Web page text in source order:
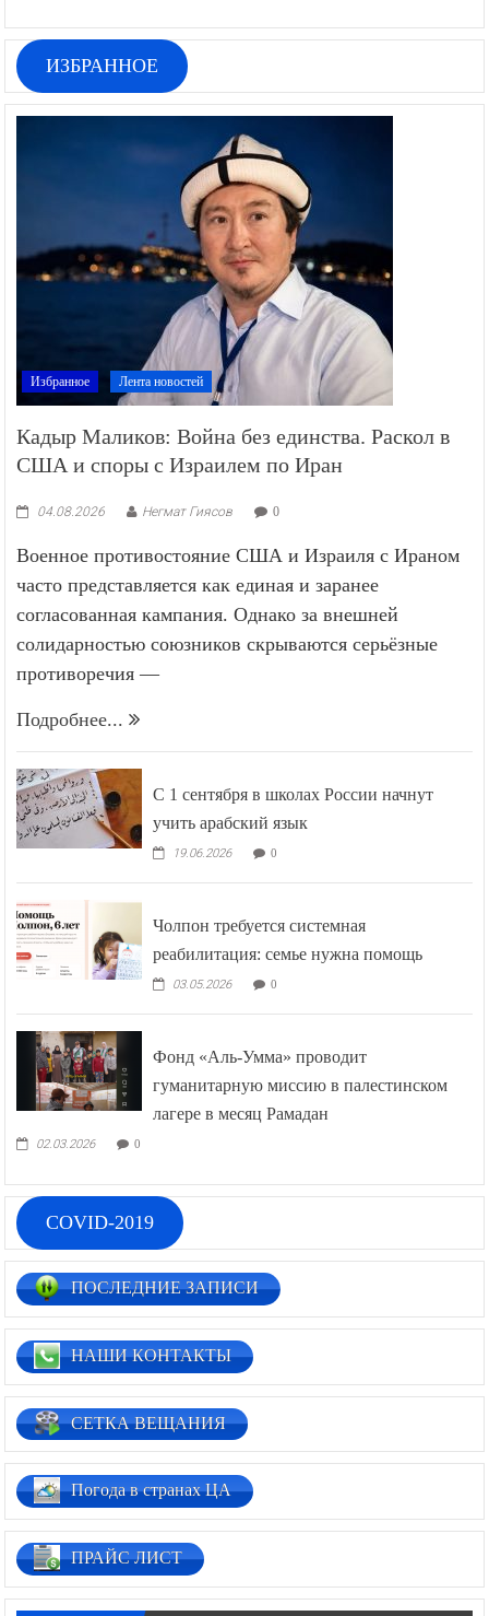
ИЗБРАННОЕ
Избранное Лента новостей
Кадыр Маликов: Война без единства. Раскол в
США и споры с Израилем по Иран
04.08.2026 Негмат Гиясов 0
Военное противостояние США и Израиля с Ираном
часто представляется как единая и заранее
согласованная кампания. Однако за внешней
солидарностью союзников скрываются серьёзные
противоречия —
Подробнее...
С 1 сентября в школах России начнут
учить арабский язык
19.06.2026 0
Чолпон требуется системная
реабилитация: семье нужна помощь
03.05.2026 0
Фонд «Аль-Умма» проводит
гуманитарную миссию в палестинском
лагере в месяц Рамадан
02.03.2026 0
COVID-2019
ПОСЛЕДНИЕ ЗАПИСИ
НАШИ КОНТАКТЫ
СЕТКА ВЕЩАНИЯ
Погода в странах ЦА
ПРАЙС ЛИСТ